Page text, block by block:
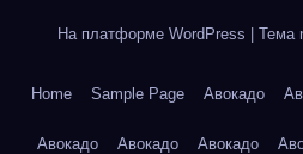
На платформе WordPress Тема
Home Sample Page Авокадо
Авокадо Авокадо Авокадо